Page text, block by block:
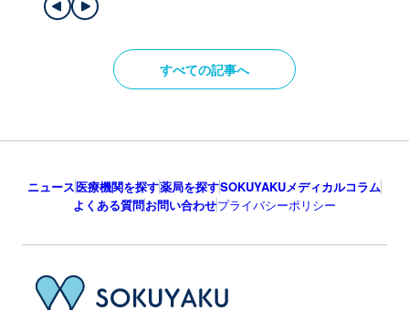
すべての記事へ
ニュース医療機関を探す薬局を探すSOKUYAKUメディカルコラム
よくある質問お問い合わせプライバシーポリシー